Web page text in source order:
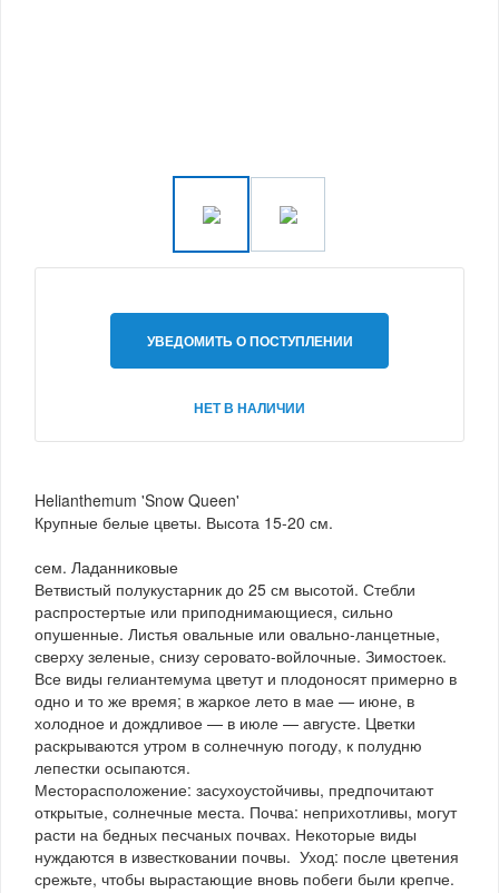
УВЕДОМИТЬ О ПОСТУПЛЕНИИ
НЕТ В НАЛИЧИИ
Helianthemum 'Snow Queen'
Крупные белые цветы. Высота 15-20 см.
сем. Ладанниковые
Ветвистый полукустарник до 25 см высотой. Стебли
распростертые или приподнимающиеся, сильно
опушенные. Листья овальные или овально-ланцетные,
сверху зеленые, снизу серовато-войлочные. Зимостоек.
Все виды гелиантемума цветут и плодоносят примерно в
одно и то же время; в жаркое лето в мае — июне, в
холодное и дождливое — в июле — августе. Цветки
раскрываются утром в солнечную погоду, к полудню
лепестки осыпаются.
Месторасположение: засухоустойчивы, предпочитают
открытые, солнечные места. Почва: неприхотливы, могут
расти на бедных песчаных почвах. Некоторые виды
нуждаются в известковании почвы. Уход: после цветения
срежьте, чтобы вырастающие вновь побеги были крепче.